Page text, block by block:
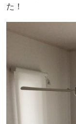
た！